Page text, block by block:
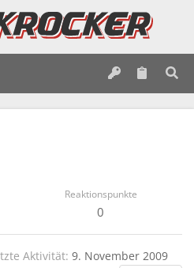
Reaktionspunkte
0
Aktivität 9. November 2009